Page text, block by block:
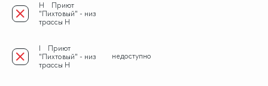
H
Приют
"Пихтовый" - низ
трассы H
I
Приют
"Пихтовый" - низ
трассы H
недоступно